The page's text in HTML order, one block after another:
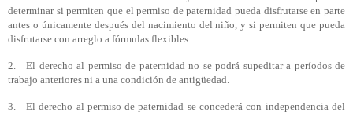
determinar si permiten que el permiso de paternidad pueda disfrutarse en parte
antes o únicamente después del nacimiento del niño, y si permiten que pueda
disfrutarse con arreglo a fórmulas flexibles.
2. El derecho al permiso de paternidad no se podrá supeditar a períodos de
trabajo anteriores ni a una condición de antigüedad.
3. El derecho al permiso de paternidad se concederá con independencia del